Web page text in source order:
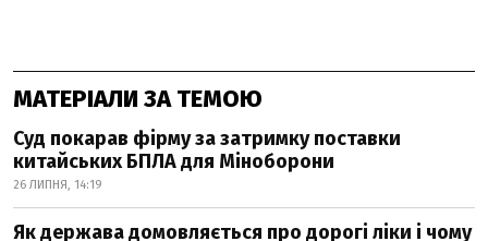
МАТЕРІАЛИ ЗА ТЕМОЮ
Суд покарав фірму за затримку поставки
китайських БПЛА для Міноборони
26 ЛИПНЯ, 14:19
Як держава домовляється про дорогі ліки і чому